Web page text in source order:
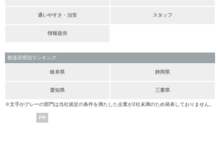
通いやすさ・治安 スタッフ
情報提供
都道府県別ランキング
岐阜県 静岡県
愛知県 三重県
※文字がグレーの部門は当社規定の条件を満たした企業が2社未満のため発表しておりません。
PR